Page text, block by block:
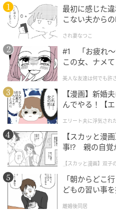
最初に感じた
こない夫からの
され妻なつこ
#1 「お疲れ〜
この女、ナメ
美人な友達は何でも許
【漫画】新婚
んでやる！【
エリート夫に浮気され
【スカッと漫
事!? 親の自覚
【スカッと漫画】双
懲らしめた話
「朝からどこ
どもの習い事
離婚後同居